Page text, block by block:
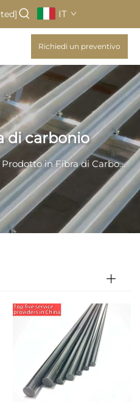
IT
Richiedi un preventivo
di carbonio
Prodotto in Fibra di Carbonio